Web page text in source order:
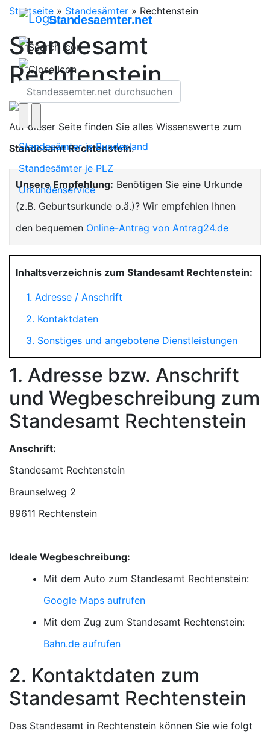
Standesaemter.net
Standesämter je Bundesland
Standesämter je PLZ
Urkundenservice
Startseite » Standesämter » Rechtenstein
Standesamt
Rechtenstein
Auf dieser Seite finden Sie alles Wissenswerte zum
Standesamt Rechtenstein.
Unsere Empfehlung: Benötigen Sie eine Urkunde
(z.B. Geburtsurkunde o.ä.)? Wir empfehlen Ihnen
den bequemen Online-Antrag von Antrag24.de
Inhaltsverzeichnis zum Standesamt Rechtenstein:
1. Adresse / Anschrift
2. Kontaktdaten
3. Sonstiges und angebotene Dienstleistungen
1. Adresse bzw. Anschrift
und Wegbeschreibung zum
Standesamt Rechtenstein
Anschrift:
Standesamt Rechtenstein
89611 Rechtenstein
Ideale Wegbeschreibung:
Mit dem Auto zum Standesamt Rechtenstein:
Google Maps aufrufen
Mit dem Zug zum Standesamt Rechtenstein:
Bahn.de aufrufen
2. Kontaktdaten zum
Standesamt Rechtenstein
Das Standesamt in Rechtenstein können Sie wie folgt